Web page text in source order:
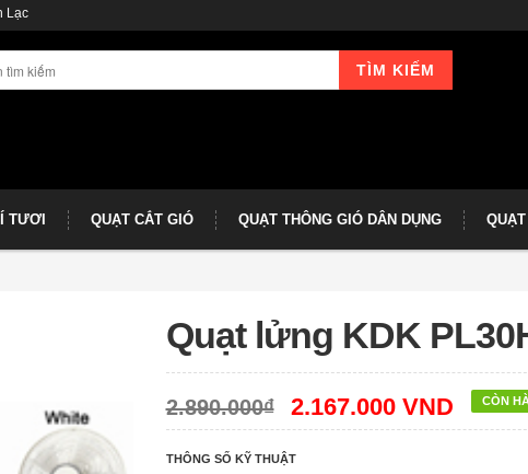
Lạc
TÌM KIẾM
TƯƠI QUẠT CẮT GIÓ QUẠT THÔNG GIÓ DÂN DỤNG
Quạt lửng KDK
CÒN
2.890.000₫ 2.167.000 VND
THÔNG SỐ KỸ THUẬT